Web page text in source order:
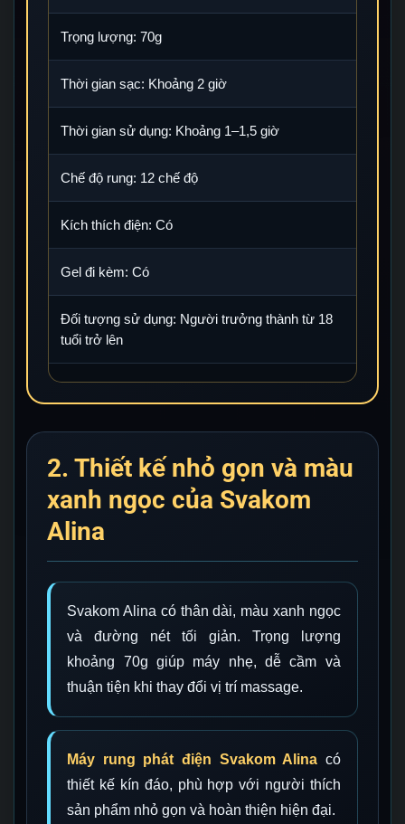
Trọng lượng: 70g
Thời gian sạc: Khoảng 2 giờ
Thời gian sử dụng: Khoảng 1–1,5 giờ
Chế độ rung: 12 chế độ
Kích thích điện: Có
Gel đi kèm: Có
Đối tượng sử dụng: Người trưởng thành từ 18
tuổi trở lên
2. Thiết kế nhỏ gọn và màu
xanh ngọc của Svakom
Alina
Svakom Alina có thân dài, màu xanh ngọc
và đường nét tối giản. Trọng lượng
khoảng 70g giúp máy nhẹ, dễ cầm và
thuận tiện khi thay đổi vị trí massage.
Máy rung phát điện Svakom Alina có
thiết kế kín đáo, phù hợp với người thích
sản phẩm nhỏ gọn và hoàn thiện hiện đại.